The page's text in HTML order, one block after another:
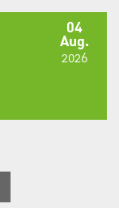
04
Aug.
2026